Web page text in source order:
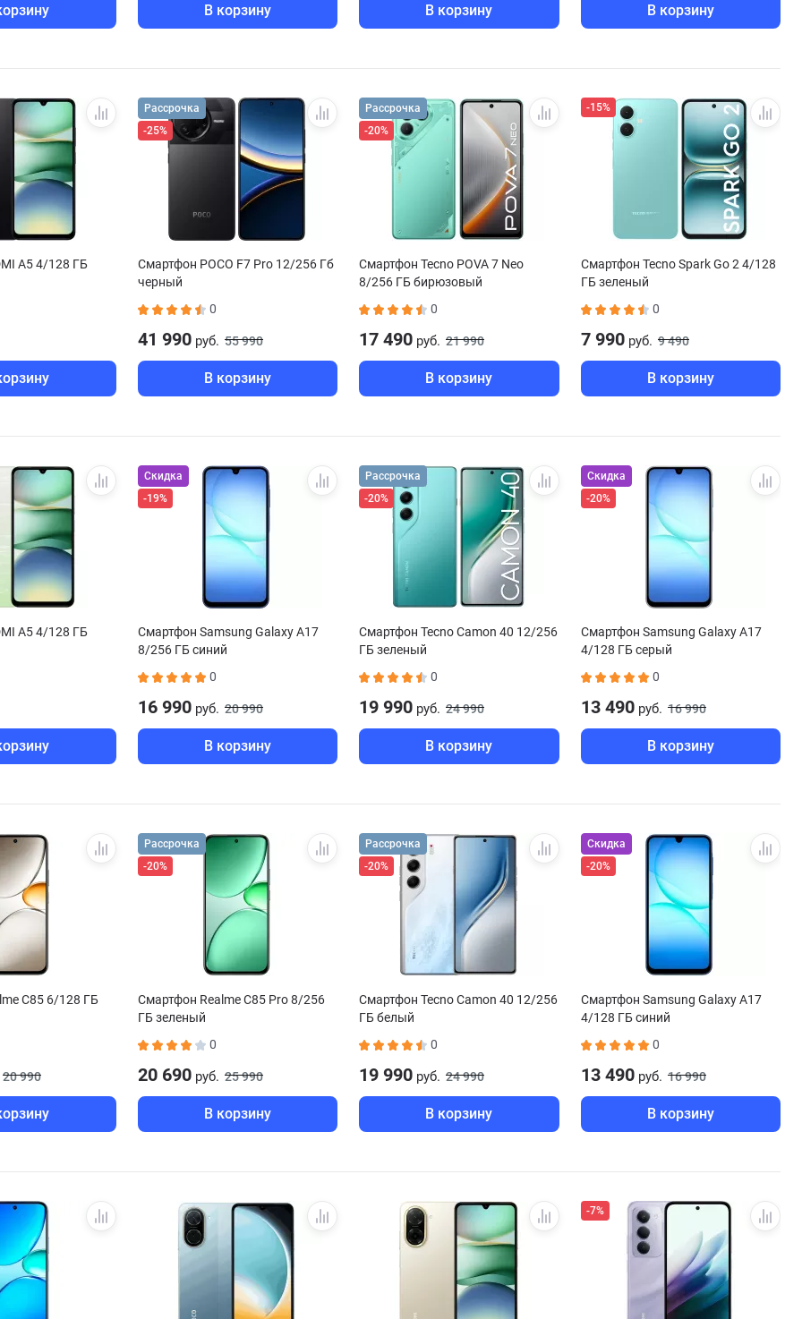
В корзину В корзину В корзину
A5 4/128 ГБ
Рассрочка
-25%
Смартфон POCO F7 Pro 12/256 Гб
черный
0
41 990руб. 55 990
В корзину
Рассрочка
-20%
Смартфон Tecno POVA 7 Neo
8/256 ГБ бирюзовый
0
17 490 руб. 21 990
В корзину
-15%
Смартфон Tecno Spark Go 2 4/128
ГБ зеленый
0
7 990руб. 9 490
В корзину
A5 4/128 ГБ
Скидка
-19%
Смартфон Samsung Galaxy A17
8/256 ГБ синий
0
16 990руб. 20 990
В корзину
Рассрочка
-20%
Смартфон Tecno Camon 40 12/256
ГБ зеленый
0
19 990 руб. 24 990
В корзину
Скидка
-20%
Смартфон Samsung Galaxy A17
4/128 ГБ серый
0
13 490руб. 16 990
В корзину
C85 6/128 ГБ
20 990
Рассрочка
-20%
Смартфон Realme C85 Pro 8/256
ГБ зеленый
0
20 690руб. 25 990
В корзину
Рассрочка
-20%
Смартфон Tecno Camon 40 12/256
ГБ белый
0
19 990 руб. 24 990
В корзину
Скидка
-20%
Смартфон Samsung Galaxy A17
4/128 ГБ синий
0
13 490руб. 16 990
В корзину
-7%